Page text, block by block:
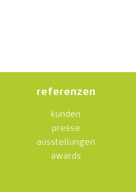
referenzen
kunden
presse
ausstellungen
awards